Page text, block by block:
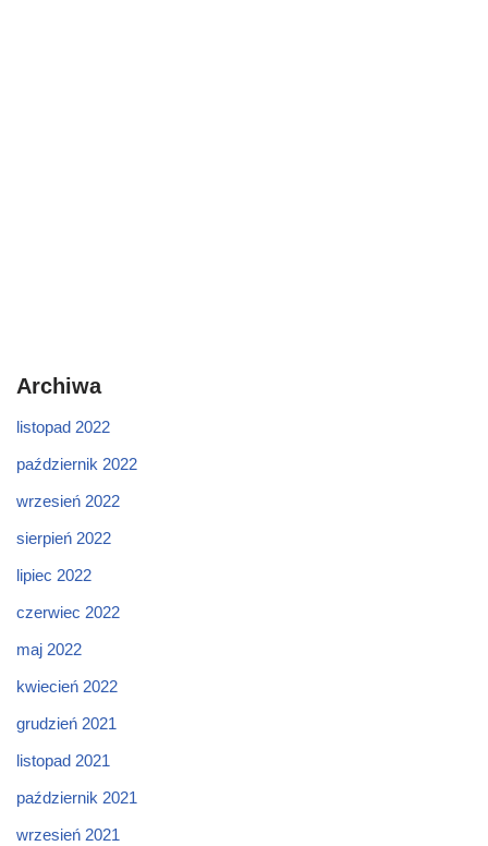
Archiwa
listopad 2022
październik 2022
wrzesień 2022
sierpień 2022
lipiec 2022
czerwiec 2022
maj 2022
kwiecień 2022
grudzień 2021
listopad 2021
październik 2021
wrzesień 2021